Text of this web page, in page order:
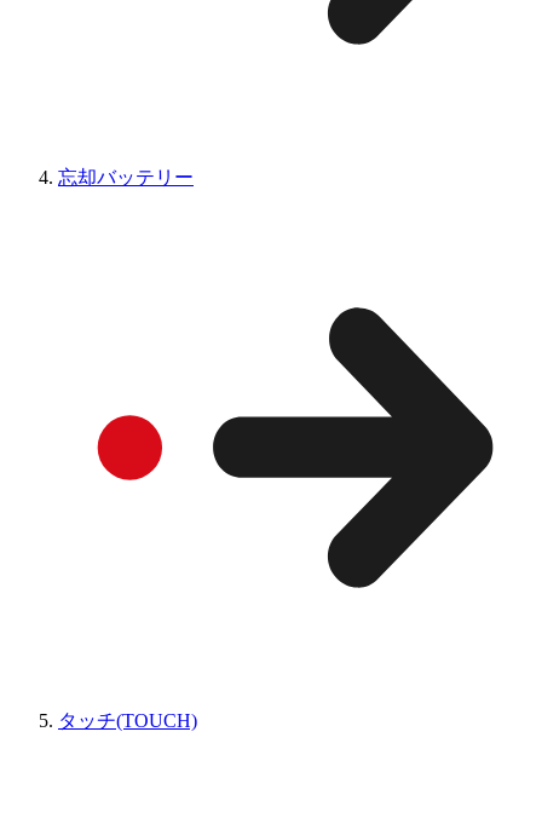
忘却バッテリー
タッチ(TOUCH)